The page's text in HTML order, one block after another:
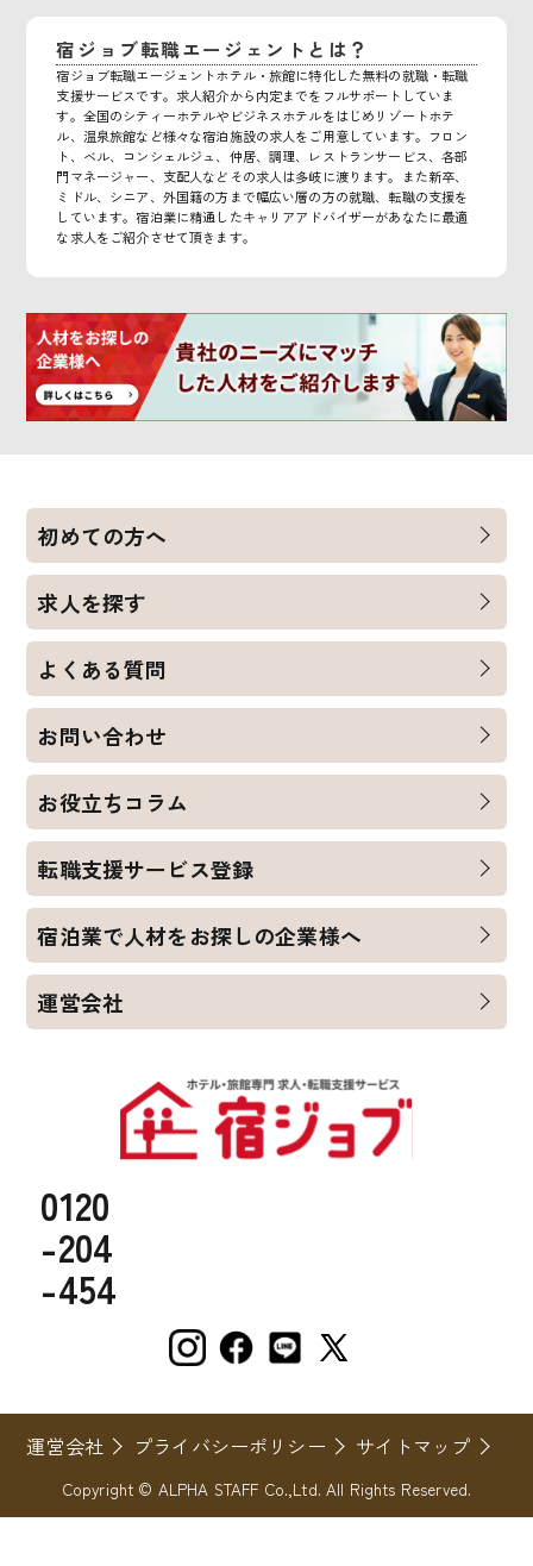
宿ジョブ転職エージェントとは？
宿ジョブ転職エージェントホテル・旅館に特化した無料の就職・転職
支援サービスです。求人紹介から内定までをフルサポートしていま
す。全国のシティーホテルやビジネスホテルをはじめリゾートホテ
ル、温泉旅館など様々な宿泊施設の求人をご用意しています。フロン
ト、ベル、コンシェルジュ、仲居、調理、レストランサービス、各部
門マネージャー、支配人などその求人は多岐に渡ります。また新卒、
ミドル、シニア、外国籍の方まで幅広い層の方の就職、転職の支援を
しています。宿泊業に精通したキャリアアドバイザーがあなたに最適
な求人をご紹介させて頂きます。
0120
-204
-454
初めての方へ
求人を探す
よくある質問
お問い合わせ
お役立ちコラム
転職支援サービス登録
宿泊業で人材をお探しの企業様へ
運営会社
運営会社 プライバシーポリシー サイトマップ
Copyright © ALPHA STAFF Co.,Ltd. All Rights Reserved.